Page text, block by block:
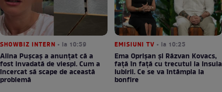
SHOWBIZ INTERN • la 10:59
Alina Pușcaș a anunțat că a
fost invadată de viespi. Cum a
încercat să scape de această
problemă
EMISIUNI TV • la 10:25
Ema Oprișan și Răzvan Kovacs,
față în față cu trecutul la Insula
Iubirii. Ce se va întâmpla la
bonfire